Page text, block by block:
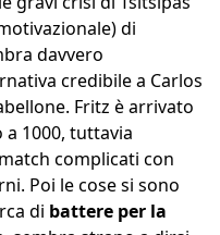
di
davvero
credibile a Carlos
Fritz è arrivato
a 1000, tuttavia
complicati con
Poi le cose si sono
di battere per la